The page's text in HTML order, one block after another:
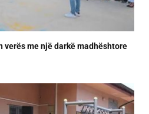
verës me një darkë madhështore